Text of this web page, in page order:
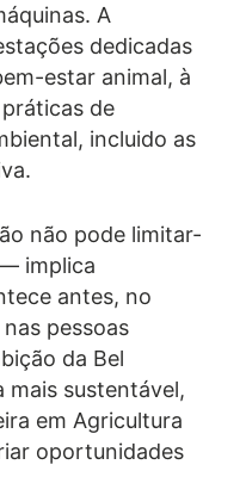
A
dedicadas
estar animal, à
de
incluido as
não pode limitar-
implica
antes, no
pessoas
da Bel
mais sustentável,
em Agricultura
oportunidades